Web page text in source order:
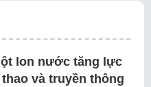
lon nước tăng lực
và truyền thông